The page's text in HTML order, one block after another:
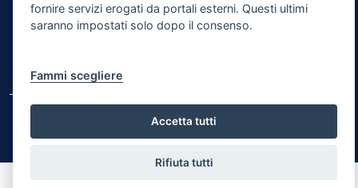
Privacy Policy
Map of the site
© Regione Puglia
fornire servizi erogati da portali esterni. Questi ultimi
saranno impostati solo dopo il consenso.
Fammi scegliere
Accetta tutti
Rifiuta tutti